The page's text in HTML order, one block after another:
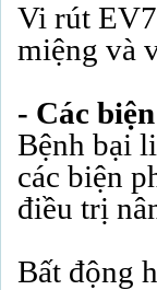
Vi rút
miệng và
- Các
Bệnh bại
các biện
điều trị
Bất động